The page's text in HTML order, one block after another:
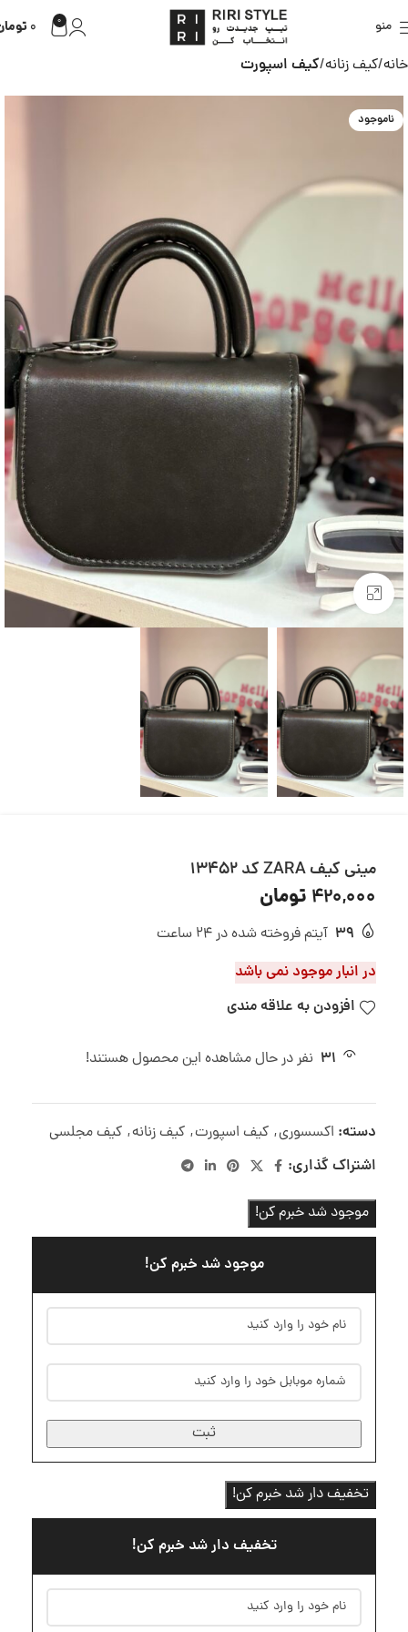
منو 0
0
خانه کیف زنانه کیف اسپورت
ناموجود
بزرگنمایی تصویر
مینی کیف ZARA کد 13452
420,000 تومان
39 آیتم فروخته شده در 24 ساعت
در انبار موجود نمی باشد
افزودن به علاقه مندی
31 نفر در حال مشاهده این محصول هستند!
دسته: اکسسوری, کیف اسپورت, کیف زنانه, کیف مجلسی
اشتراک گذاری:
موجود شد خبرم کن!
موجود شد خبرم کن!
ثبت
تخفیف دار شد خبرم کن!
تخفیف دار شد خبرم کن!